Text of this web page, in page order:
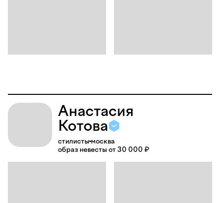
Анастасия
Котова
стилисты москва
образ невесты от 30 000 ₽